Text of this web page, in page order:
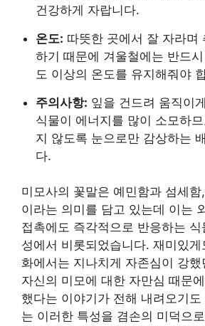
건강하게 자랍니다.
온도: 따뜻한 곳에서 잘 자라며
하기 때문에 겨울철에는 반드
도 이상의 온도를 유지해줘야
주의사항: 잎을 건드려 움직이
식물이 에너지를 많이 소모하
지 않도록 눈으로만 감상하는
다.
미모사의 꽃말은 예민함과 섬세
이라는 의미를 담고 있는데 이는
접촉에도 즉각적으로 반응하는
성에서 비롯되었습니다. 재미있
화에서는 지나치게 자존심이 강
자신의 미모에 대한 자만심 때문
했다는 이야기가 전해 내려오기도
는 이러한 특성을 겸손의 미덕으